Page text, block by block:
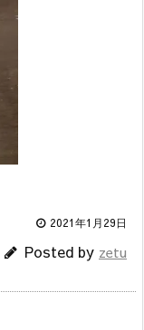
2021年1月29日
Posted by zetu